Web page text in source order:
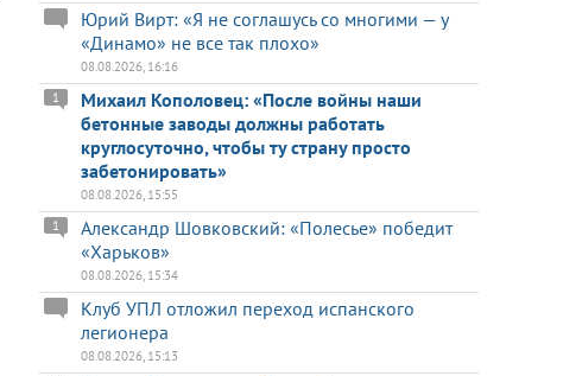
Юрий Вирт: «Я не соглашусь со многими — у
«Динамо» не все так плохо»
08.08.2026, 16:16
Михаил Кополовец: «После войны наши
бетонные заводы должны работать
круглосуточно, чтобы ту страну просто
забетонировать»
1
08.08.2026, 15:55
Александр Шовковский: «Полесье» победит
«Харьков»
1
08.08.2026, 15:34
Клуб УПЛ отложил переход испанского
легионера
08.08.2026, 15:13